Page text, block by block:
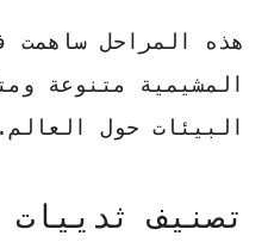
هذه المراحل ساهمت
المشيمية متنوعة
البيئات حول العالم.
تصنيف